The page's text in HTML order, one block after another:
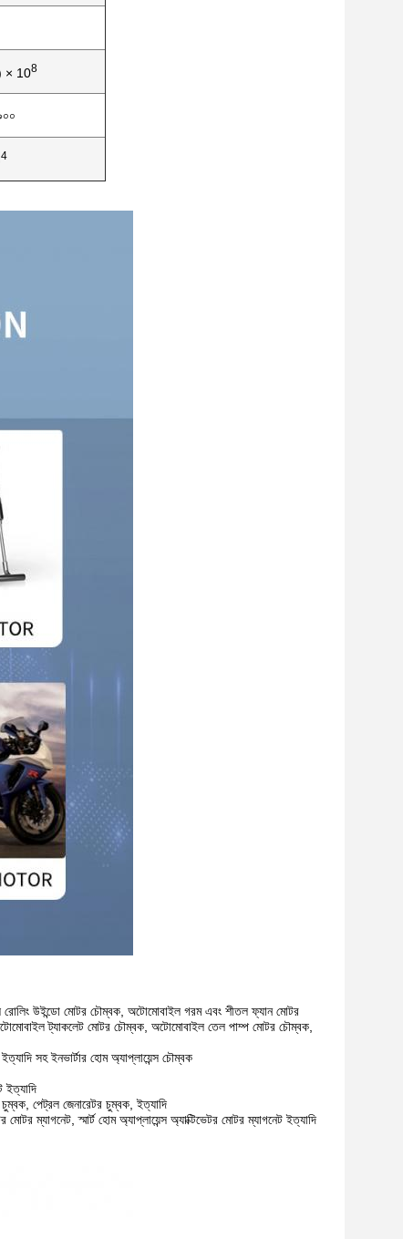
× 108
4
উইন্ডো মোটর চৌম্বক, অটোমোবাইল গরম এবং শীতল ফ্যান মোটর
ট্যাকলেট মোটর চৌম্বক, অটোমোবাইল তেল পাম্প মোটর চৌম্বক,
সহ ইনভার্টার হোম অ্যাপ্লায়েন্স চৌম্বক
ইত্যাদি
পেট্রল জেনারেটর চুম্বক, ইত্যাদি
ম্যাগনেট, স্মার্ট হোম অ্যাপ্লায়েন্স অ্যাক্টিভেটর মোটর ম্যাগনেট ইত্যাদি